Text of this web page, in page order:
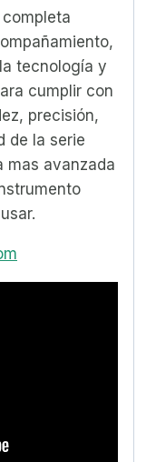
tecnología y
cumplir con
precisión,
de la serie
mas avanzada